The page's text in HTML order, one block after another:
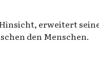
erweitert
den Menschen.